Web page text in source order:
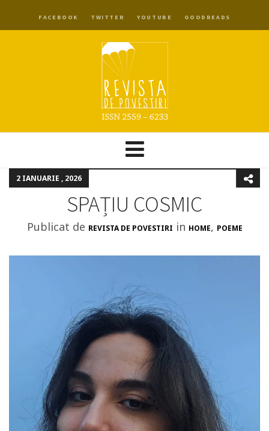
FACEBOOK TWITTER YOUTUBE GOODREADS
2 IANUARIE , 2026
SPAȚIU COSMIC
Publicat de REVISTA DE POVESTIRI in HOME, POEME